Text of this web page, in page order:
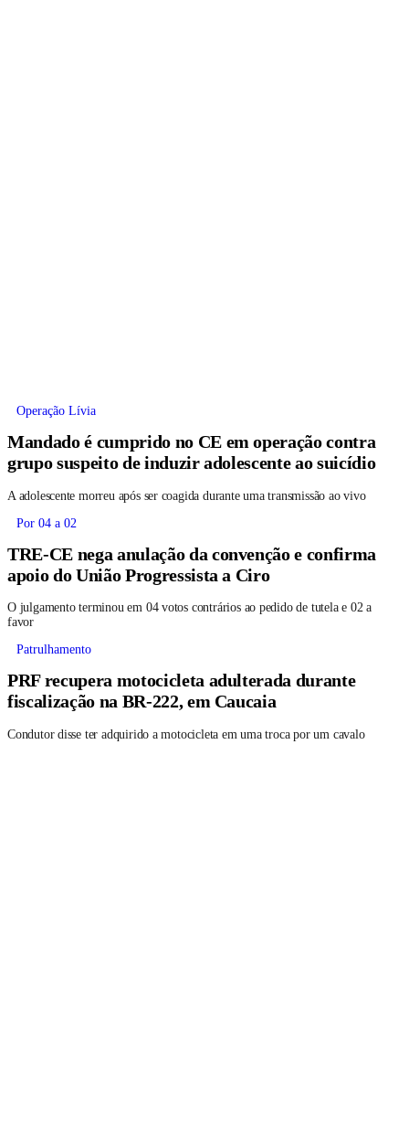
Operação Lívia
Mandado é cumprido no CE em operação contra
grupo suspeito de induzir adolescente ao suicídio
A adolescente morreu após ser coagida durante uma transmissão ao vivo
Por 04 a 02
TRE-CE nega anulação da convenção e confirma
apoio do União Progressista a Ciro
O julgamento terminou em 04 votos contrários ao pedido de tutela e 02 a
favor
Patrulhamento
PRF recupera motocicleta adulterada durante
fiscalização na BR-222, em Caucaia
Condutor disse ter adquirido a motocicleta em uma troca por um cavalo